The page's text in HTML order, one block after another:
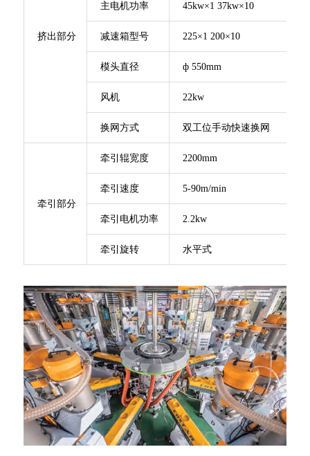
挤出部分
主电机功率 45kw×1 37kw×10
减速箱型号 225×1 200×10
模头直径 ф 550mm
风机 22kw
换网方式 双工位手动快速换网
牵引部分
牵引辊宽度 2200mm
牵引速度 5-90m/min
牵引电机功率 2.2kw
牵引旋转 水平式